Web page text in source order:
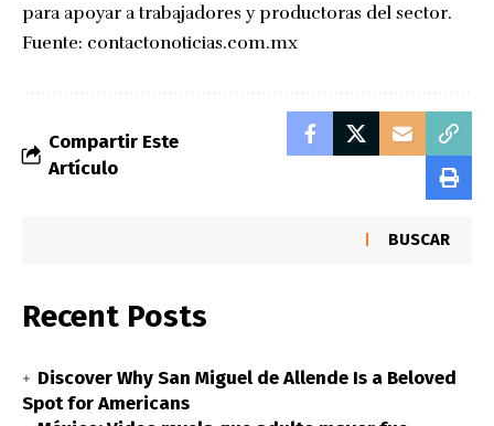
para apoyar a trabajadores y productoras del sector.
Fuente: contactonoticias.com.mx
Compartir Este
Artículo
BUSCAR
Recent Posts
Discover Why San Miguel de Allende Is a Beloved
Spot for Americans